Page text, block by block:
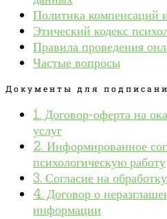
Политика компенсаций
Этический кодекс
Правила проведения
Частые вопросы
Документы для
1. Договор-оферта на
услуг
2. Информированное
психологическую работу
3. Согласие на
4. Договор о
информации